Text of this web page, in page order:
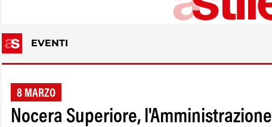
EVENTI
8 MARZO
Nocera Superiore, l'Amministrazione